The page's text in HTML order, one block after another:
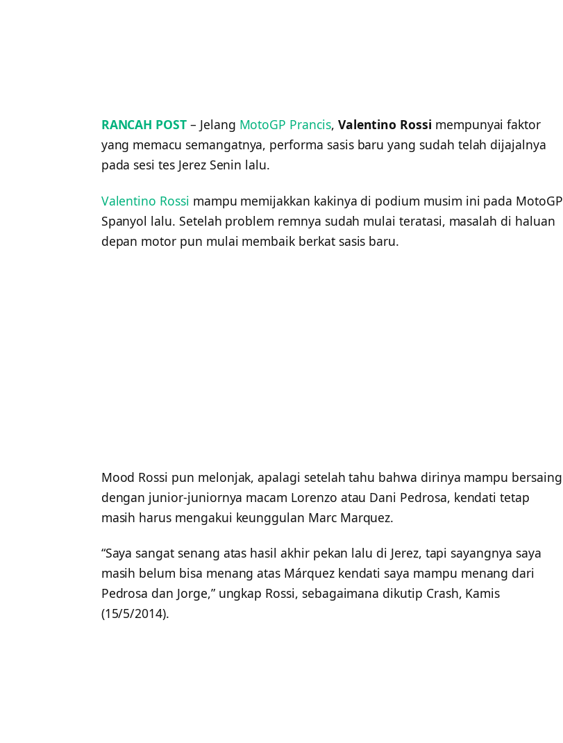
RANCAH POST – Jelang MotoGP Prancis, Valentino Rossi mempunyai faktor
yang memacu semangatnya, performa sasis baru yang sudah telah dijajalnya
pada sesi tes Jerez Senin lalu.
Valentino Rossi mampu memijakkan kakinya di podium musim ini pada MotoGP
Spanyol lalu. Setelah problem remnya sudah mulai teratasi, masalah di haluan
depan motor pun mulai membaik berkat sasis baru.
Mood Rossi pun melonjak, apalagi setelah tahu bahwa dirinya mampu bersaing
dengan junior-juniornya macam Lorenzo atau Dani Pedrosa, kendati tetap
masih harus mengakui keunggulan Marc Marquez.
“Saya sangat senang atas hasil akhir pekan lalu di Jerez, tapi sayangnya saya
masih belum bisa menang atas Márquez kendati saya mampu menang dari
Pedrosa dan Jorge,” ungkap Rossi, sebagaimana dikutip Crash, Kamis
(15/5/2014).